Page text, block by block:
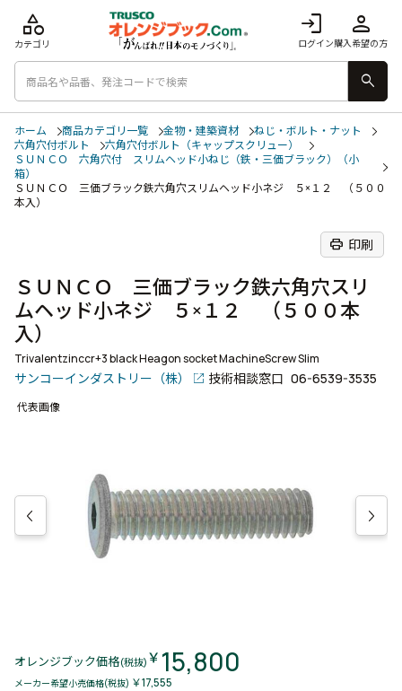
login
ログイン
person
購入希望の方
category
カテゴリ
search
ホーム 商品カテゴリ一覧 金物・建築資材
ねじ・ボルト・ナット
六角穴付ボルト
六角穴付ボルト（キャップスクリュー）
ＳＵＮＣＯ 六角穴付 スリムヘッド小ねじ（鉄・三価ブラック）（小
箱）
ＳＵＮＣＯ 三価ブラック鉄六角穴スリムヘッド小ネジ ５×１２ （５００
本入）
print 印刷
ＳＵＮＣＯ 三価ブラック鉄六角穴スリ
ムヘッド小ネジ ５×１２ （５００本
入）
Trivalentzinccr+3 black Heagon socket MachineScrew Slim
サンコーインダストリー（株） 技術相談窓口 06-6539-3535
代表画像
オレンジブック価格(税抜) ￥ 15,800
メーカー希望小売価格(税抜) ￥17,555